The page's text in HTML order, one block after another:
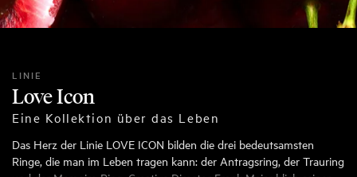
LINIE
Love Icon
Eine Kollektion über das Leben
Das Herz der Linie LOVE ICON bilden die drei bedeutsamsten
Ringe, die man im Leben tragen kann: der Antragsring, der Trauring